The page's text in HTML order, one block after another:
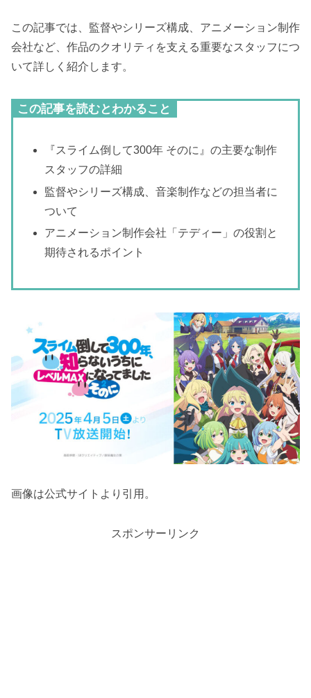
この記事では、監督やシリーズ構成、アニメーション制作
会社など、作品のクオリティを支える重要なスタッフにつ
いて詳しく紹介します。
この記事を読むとわかること
『スライム倒して300年 そのに』の主要な制作
スタッフの詳細
監督やシリーズ構成、音楽制作などの担当者に
ついて
アニメーション制作会社「テディー」の役割と
期待されるポイント
画像は公式サイトより引用。
スポンサーリンク